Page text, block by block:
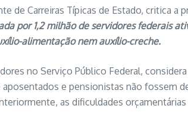
de Carreiras Típicas de Estado, critica
por 1,2 milhão de servidores federais
alimentação nem auxílio-creche.
no Serviço Público Federal,
e pensionistas não fossem
as dificuldades